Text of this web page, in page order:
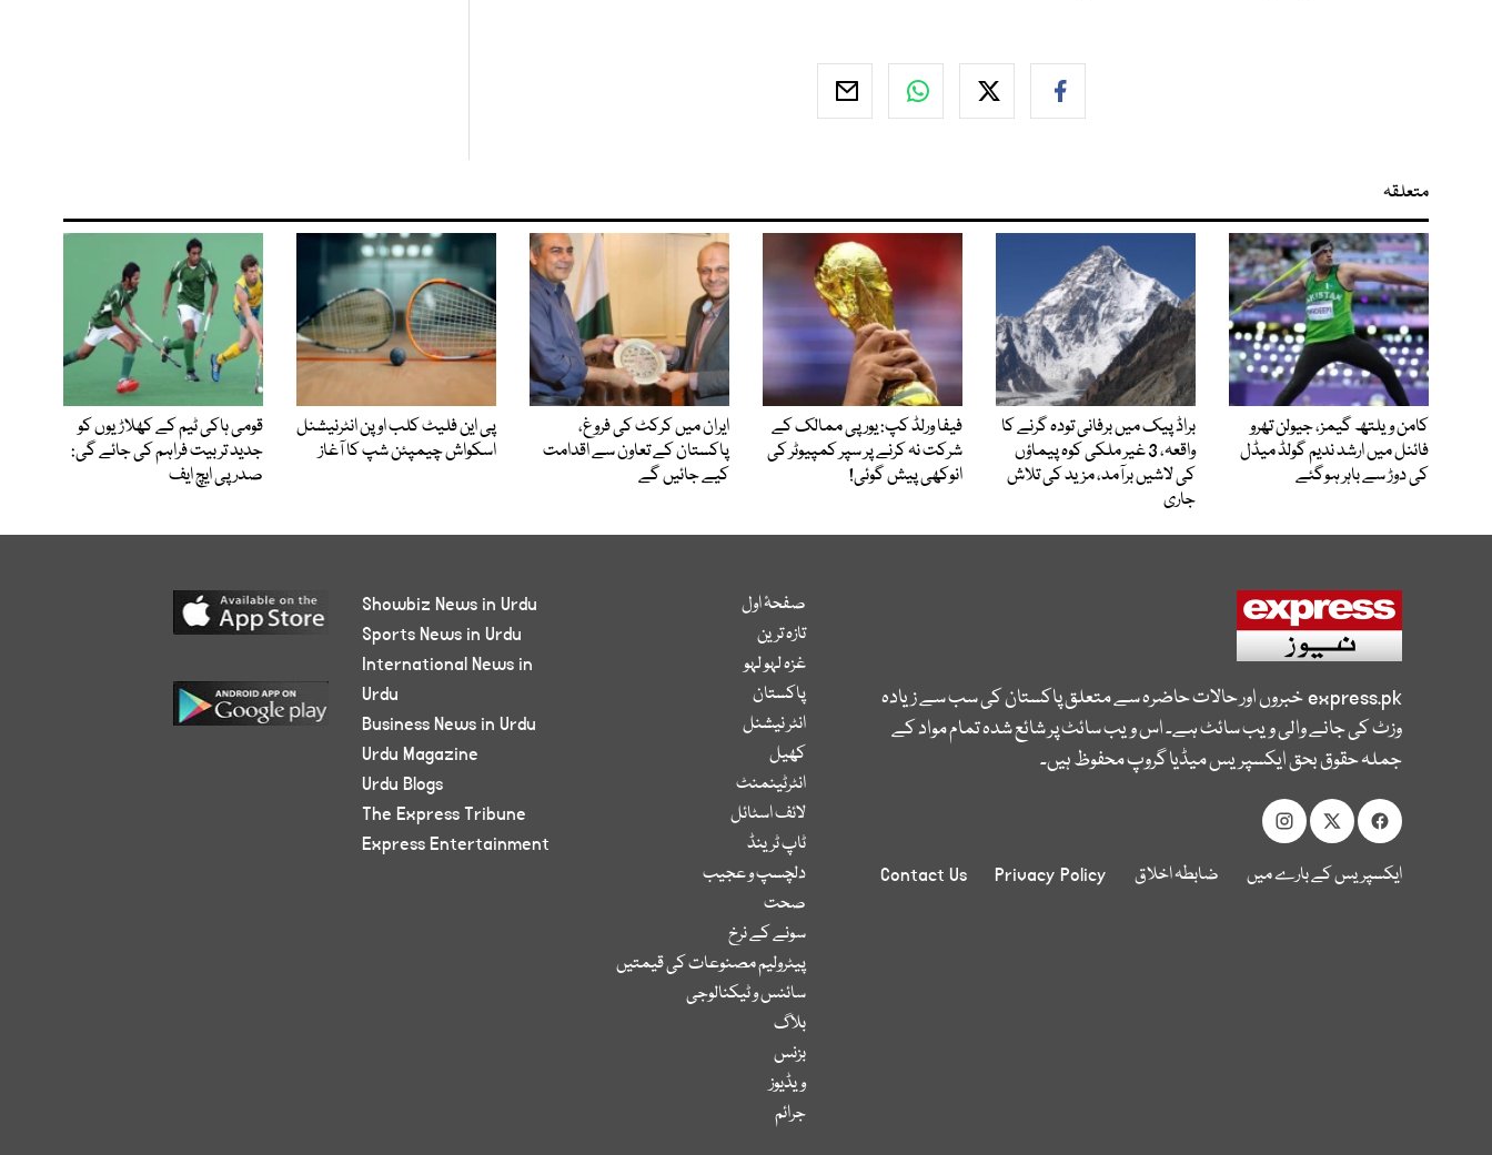
متعلقہ
کامن ویلتھ گیمز، جیولن تھرو
فائنل میں ارشد ندیم گولڈ میڈل
کی دوڑ سے باہر ہوگئے
براڈ پیک میں برفانی تودہ گرنے کا
واقعہ، 3 غیر ملکی کوہ پیماؤں
کی لاشیں برآمد، مزید کی تلاش
جاری
فیفا ورلڈ کپ: یورپی ممالک کے
شرکت نہ کرنے پر سپر کمپیوٹر کی
انوکھی پیش گوئی!
ایران میں کرکٹ کی فروغ،
پاکستان کے تعاون سے اقدامت
کیے جائیں گے
پی این فلیٹ کلب اوپن انٹرنیشنل
اسکواش چیمپئن شپ کا آغاز
قومی ہاکی ٹیم کے کھلاڑیوں کو
جدید تربیت فراہم کی جائے گی:
صدر پی ایچ ایف
express.pkخبروں اور حالات حاضرہ سے متعلق پاکستان کی سب سے زیادہ
وزٹ کی جانے والی ویب سائٹ ہے۔ اس ویب سائٹ پر شائع شدہ تمام مواد کے
جملہ حقوق بحق ایکسپریس میڈیا گروپ محفوظ ہیں۔
ایکسپریس کے بارے میں ضابطہ اخلاق Privacy Policy
Contact Us
صفحۂ اول
تازہ ترین
غزہ لہو لہو
پاکستان
انٹر نیشنل
کھیل
انٹرٹینمنٹ
لائف اسٹائل
ٹاپ ٹرینڈ
دلچسپ و عجیب
صحت
سونے کے نرخ
پیٹرولیم مصنوعات کی قیمتیں
سائنس و ٹیکنالوجی
بلاگ
بزنس
ویڈیوز
جرائم
Showbiz News in Urdu
Sports News in Urdu
International News in
Urdu
Business News in Urdu
Urdu Magazine
Urdu Blogs
The Express Tribune
Express Entertainment